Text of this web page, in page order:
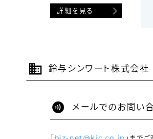
詳細を見る
鈴与シンワート株式会
メールでのお問い